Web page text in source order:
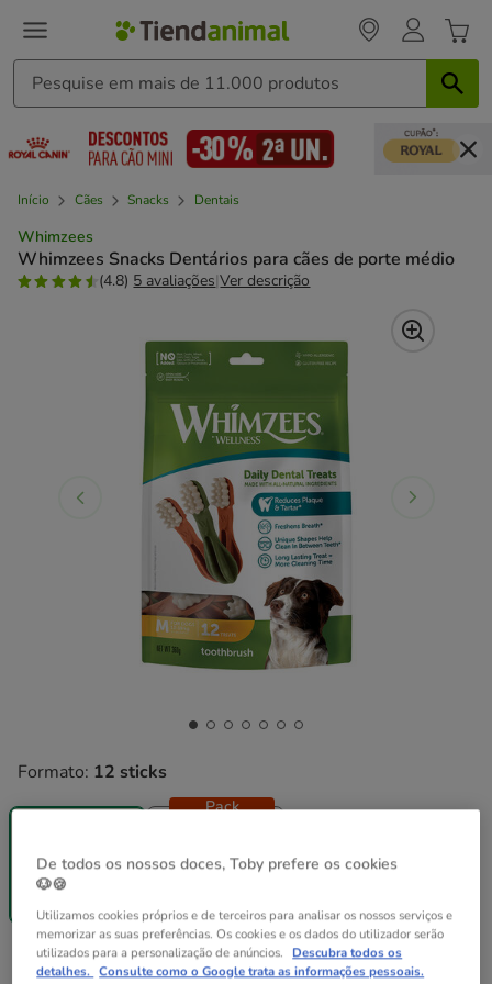
Início Cães Snacks Dentais
Whimzees
Whimzees Snacks Dentários para cães de porte médio
(4.8) 5 avaliações|Ver descrição
Formato: 12 sticks
13.99€
Pack
27.98€
Preço 13.99€, 38.86 EUR por kg
13.99€ (38.86€ / kg)
De todos os nossos doces, Toby prefere os cookies
🐶🍪
Utilizamos cookies próprios e de terceiros para analisar os nossos serviços e
memorizar as suas preferências. Os cookies e os dados do utilizador serão
utilizados para a personalização de anúncios. Descubra todos os
detalhes. Consulte como o Google trata as informações pessoais.